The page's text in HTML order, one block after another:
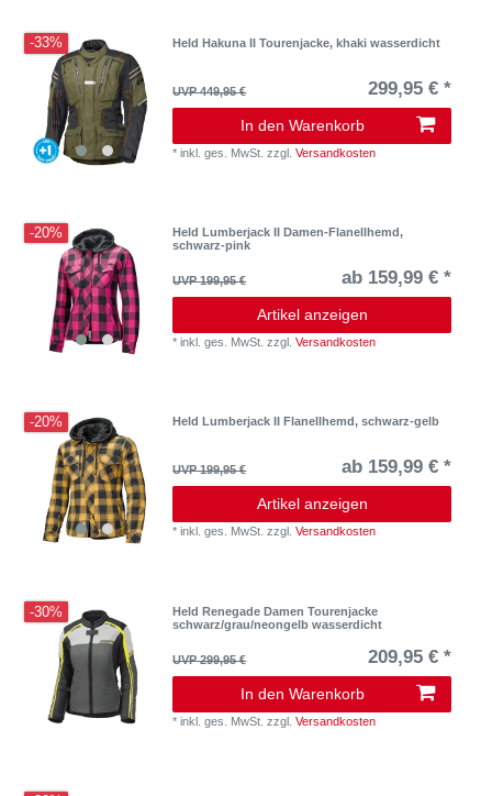
-33% Held Hakuna II Tourenjacke, khaki wasserdicht
UVP 449,95 € 299,95 € *
In den Warenkorb
*inkl. ges. MwSt. zzgl.Versandkosten
-20%
Held Lumberjack II Damen-Flanellhemd,
schwarz-pink
UVP 199,95 € ab 159,99 € *
Artikel anzeigen
*inkl. ges. MwSt. zzgl.Versandkosten
-20% Held Lumberjack II Flanellhemd, schwarz-gelb
UVP 199,95 € ab 159,99 € *
Artikel anzeigen
*inkl. ges. MwSt. zzgl.Versandkosten
-30%
Held Renegade Damen Tourenjacke
schwarz/grau/neongelb wasserdicht
UVP 299,95 € 209,95 € *
In den Warenkorb
*inkl. ges. MwSt. zzgl.Versandkosten